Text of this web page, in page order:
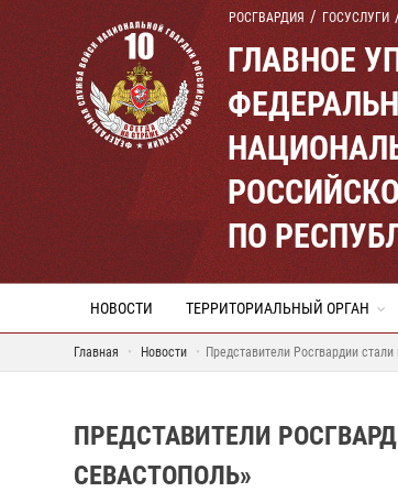
РОСГВАРДИЯ ГОСУСЛУГИ
ГЛАВНОЕ
ПО
НОВОСТИ ТЕРРИТОРИАЛЬНЫЙ ОРГАН
Главная Новости Представители Росгвардии
ПРЕДСТАВИТЕЛИ
СЕВАСТОПОЛЬ»